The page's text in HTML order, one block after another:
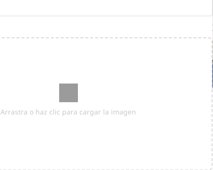
Arrastra o haz clic para cargar la imagen